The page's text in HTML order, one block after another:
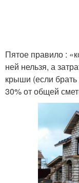
Пятое правило :
ней нельзя, а
крыши (если
30% от общей